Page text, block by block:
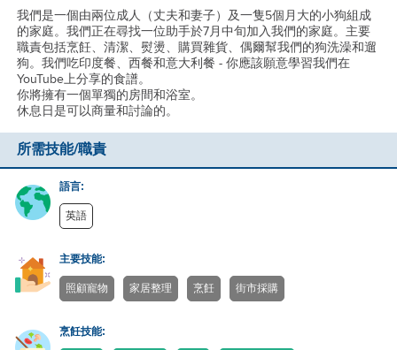
我們是一個由兩位成人（丈夫和妻子）及一隻5個月大的小狗組成
的家庭。我們正在尋找一位助手於7月中旬加入我們的家庭。主要
職責包括烹飪、清潔、熨燙、購買雜貨、偶爾幫我們的狗洗澡和遛
狗。我們吃印度餐、西餐和意大利餐 - 你應該願意學習我們在
YouTube上分享的食譜。
你將擁有一個單獨的房間和浴室。
休息日是可以商量和討論的。
所需技能/職責
語言:
英語
主要技能:
照顧寵物 家居整理 烹飪 街市採購
烹飪技能: